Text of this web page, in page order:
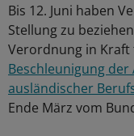
Bis 12. Juni haben
Stellung zu
Verordnung in Kraft
Beschleunigung
ausländischer
Ende März vom